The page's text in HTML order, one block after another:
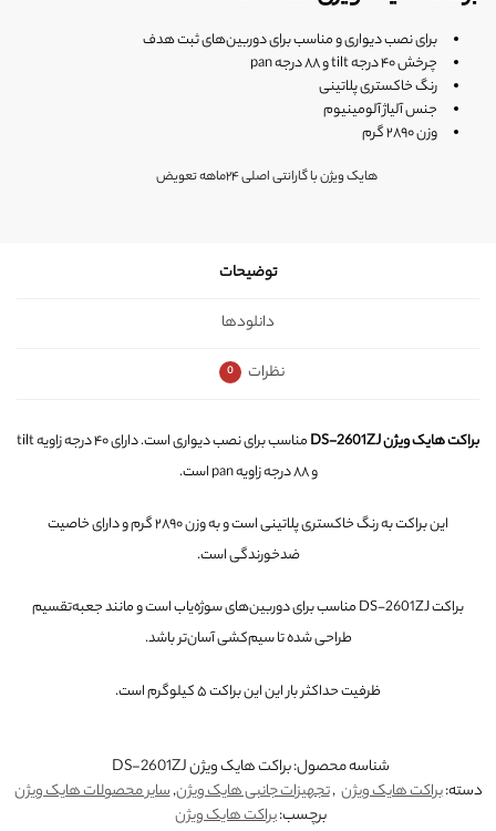
برای نصب دیواری و مناسب برای دوربین‌های ثبت هدف
چرخش ۴۰ درجه tilt و ۸۸ درجه pan
رنگ خاکستری پلاتینی
جنس آلیاژ آلومینیوم
وزن ۲۸۹۰ گرم
هایک ویژن با گارانتی اصلی ۲۴ماهه تعویض
توضیحات
دانلودها
نظرات
0
براکت هایک ویژن DS-2601ZJ
مناسب برای نصب دیواری است. دارای ۴۰ درجه زاویه tilt
و ۸۸ درجه زاویه pan است.
این براکت به رنگ خاکستری پلاتینی است و به وزن ۲۸۹۰ گرم و دارای خاصیت
ضدخورندگی است.
براکت DS-2601ZJ مناسب برای دوربین‌های سوژه‌یاب است و مانند جعبه‌تقسیم
طراحی شده تا سیم‌کشی آسان‌تر باشد.
ظرفیت حداکثر بار این این براکت ۵ کیلوگرم است.
شناسه محصول:براکت هایک ویژن DS-2601ZJ
دسته:براکت هایک ویژن ,تجهیزات جانبی هایک ویژن,سایر محصولات هایک ویژن
برچسب:براکت هایک ویژن